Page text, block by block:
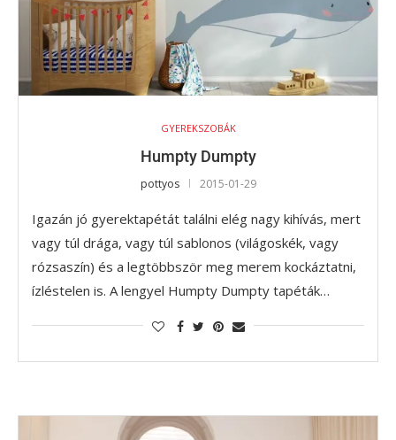
GYEREKSZOBÁK
Humpty Dumpty
pottyos 2015-01-29
Igazán jó gyerektapétát találni elég nagy kihívás, mert
vagy túl drága, vagy túl sablonos (világoskék, vagy
rózsaszín) és a legtöbbször meg merem kockáztatni,
ízléstelen is. A lengyel Humpty Dumpty tapéták…